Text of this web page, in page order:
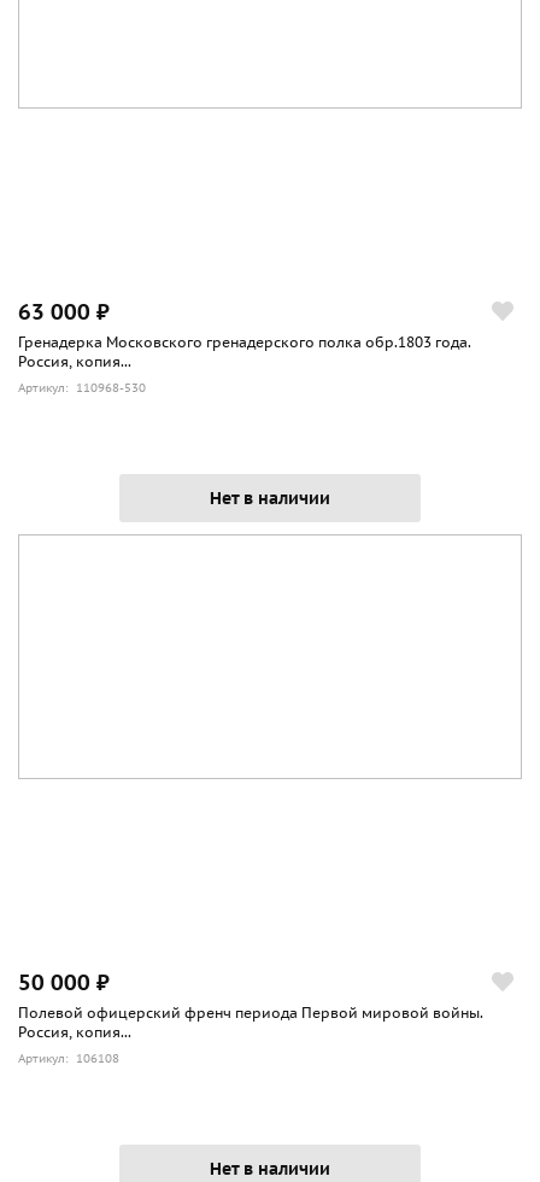
63 000 ₽
Гренадерка Московского гренадерского полка обр.1803 года.
Россия, копия...
Артикул: 110968-530
Нет в наличии
50 000 ₽
Полевой офицерский френч периода Первой мировой войны.
Россия, копия...
Артикул: 106108
Нет в наличии